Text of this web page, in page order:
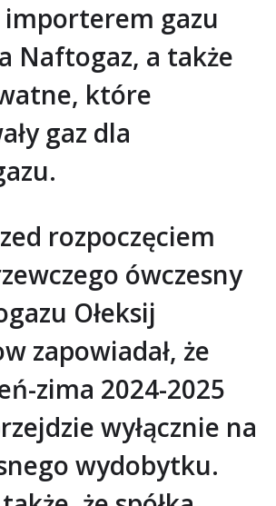
importerem gazu
Naftogaz, a także
które
gaz dla
rozpoczęciem
ówczesny
Ołeksij
zapowiadał, że
zima 2024-2025
wyłącznie na
wydobytku.